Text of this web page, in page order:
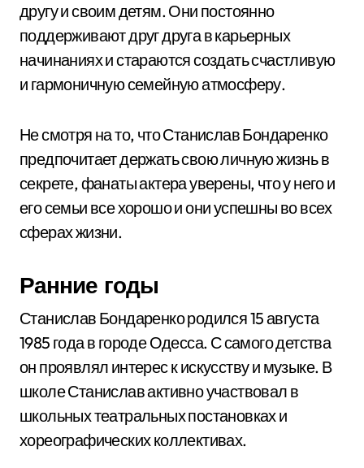
другу и своим детям. Они постоянно
поддерживают друг друга в карьерных
начинаниях и стараются создать счастливую
и гармоничную семейную атмосферу.
Не смотря на то, что Станислав Бондаренко
предпочитает держать свою личную жизнь в
секрете, фанаты актера уверены, что у него и
его семьи все хорошо и они успешны во всех
сферах жизни.
Ранние годы
Станислав Бондаренко родился 15 августа
1985 года в городе Одесса. С самого детства
он проявлял интерес к искусству и музыке. В
школе Станислав активно участвовал в
школьных театральных постановках и
хореографических коллективах.